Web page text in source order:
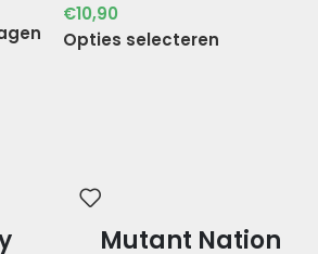
€10,90
Opties selecteren
Mutant Nation